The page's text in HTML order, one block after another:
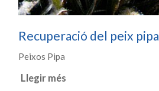
Recuperació del peix pipa
Peixos Pipa
Llegir més